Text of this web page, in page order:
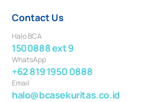
Contact Us
Halo BCA
1500888 ext 9
WhatsApp
+62 819 1950 0888
Email
halo@bcasekuritas.co.id